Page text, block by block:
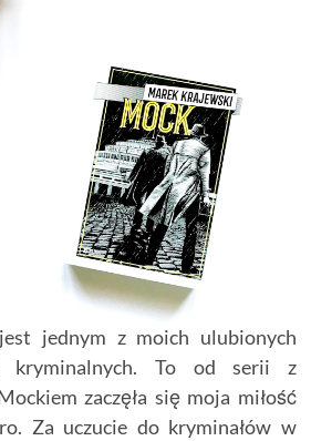
jest jednym z moich ulubionych
kryminalnych. To od serii z
zaczęła się moja miłość
Za uczucie do kryminałów w